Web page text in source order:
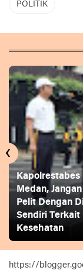
POLITIK
Kapolrestabes
Medan, Jangan
Pelit Dengan
Sendiri Terkait
Kesehatan
‹
https://